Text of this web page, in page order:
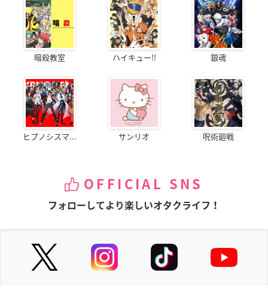
暗殺教室 ハイキュー!! 銀魂
ヒプノシスマ... サンリオ 呪術廻戦
OFFICIAL SNS
フォローしてより楽しいオタクライフ！